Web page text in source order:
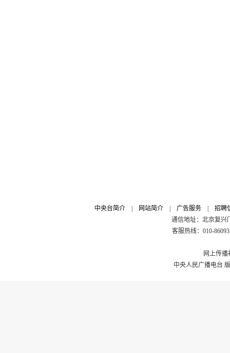
中央台简介 网站简介 广告服务
招聘
通信地址：北京复兴
客服热线：010-
网上传播
中央人民广播电台